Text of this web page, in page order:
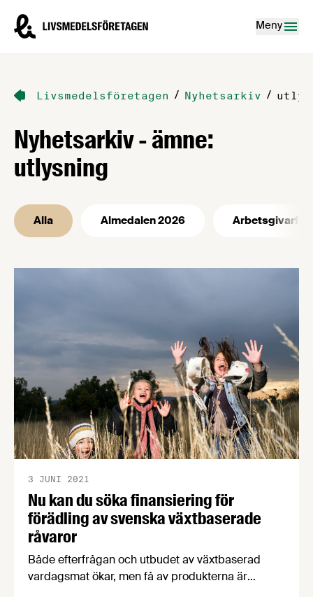
Livsmedelsföretagen – till startsidan
Meny
Livsmedelsföretagen / Nyhetsarkiv /
Nyhetsarkiv - ämne:
utlysning
Alla Almedalen 2026
Nu kan du söka finansiering för
förädling av svenska växtbaserade
råvaror
3 JUNI 2021
Både efterfrågan och utbudet av växtbaserad
vardagsmat ökar, men få av produkterna är